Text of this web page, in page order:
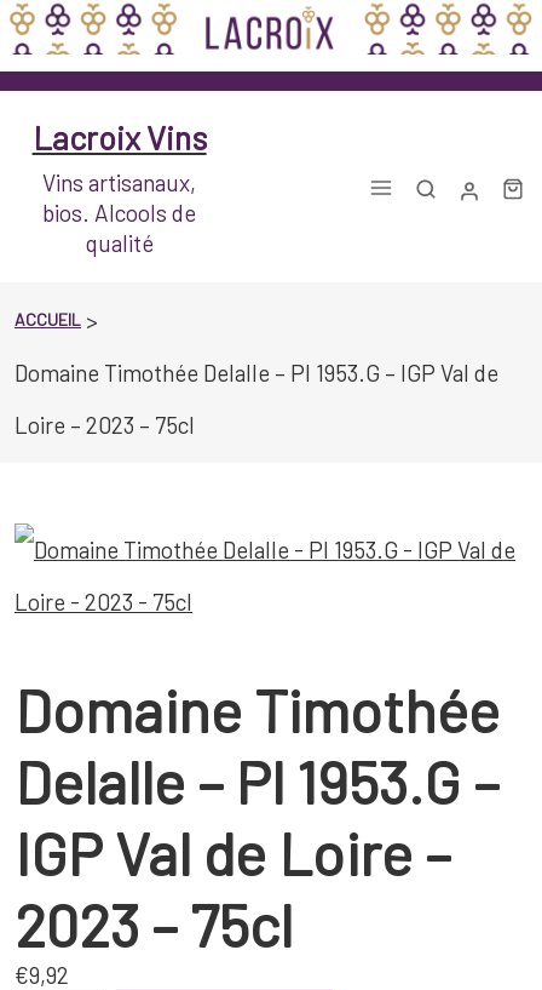
Aller
au
contenu
Lacroix Vins
Vins artisanaux,
bios. Alcools de
qualité
ACCUEIL >
Domaine Timothée Delalle – Pl 1953.G – IGP Val de
Loire – 2023 – 75cl
Domaine Timothée
Delalle – Pl 1953.G –
IGP Val de Loire –
2023 – 75cl
€9,92